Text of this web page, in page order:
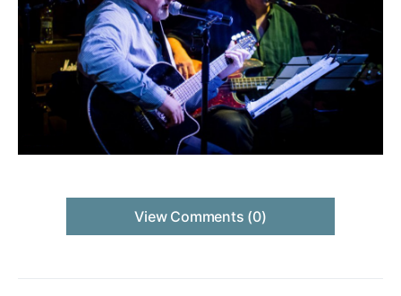
View Comments (0)